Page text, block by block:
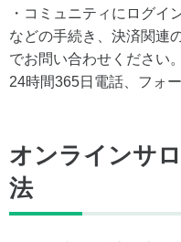
・コミュニティにログイ
などの手続き、決済関連
でお問い合わせください。
24時間365日電話、フォ
オンラインサ
法